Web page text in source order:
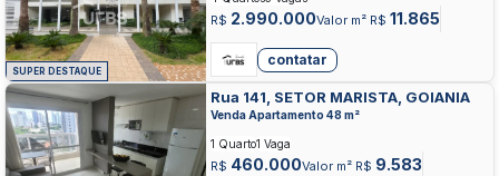
SUPER DESTAQUE
R$ 2.990.000Valor m² R$ 11.865
contatar
Rua 141, SETOR MARISTA, GOIANIA
Venda Apartamento 48 m²
R$ 460.000Valor m² R$ 9.583
1 Quarto1 Vaga